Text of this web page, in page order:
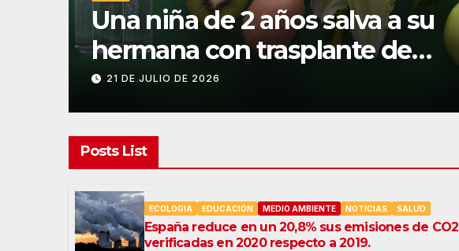
Una niña de 2 años salva a su
hermana con trasplante de
médula
21 DE JULIO DE 2026
Posts List
ECOLOGIA EDUCACIÓN MEDIO AMBIENTE NOTICIAS SALUD
España reduce en un 20,8% sus emisiones de CO2
verificadas en 2020 respecto a 2019.